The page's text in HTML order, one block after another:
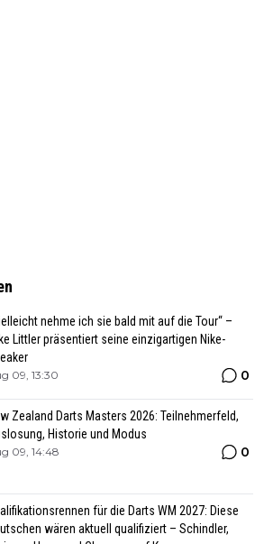
nehme ich sie bald mit auf die Tour“ –
Littler präsentiert seine einzigartigen Nike-
09, 13:30 0
Zealand Darts Masters 2026: Teilnehmerfeld,
Historie und Modus
09, 14:48 0
für die Darts WM 2027: Diese
wären aktuell qualifiziert – Schindler,